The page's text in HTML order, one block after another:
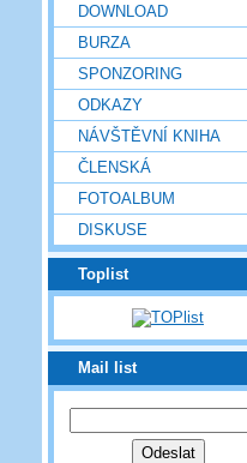
DOWNLOAD
BURZA
SPONZORING
ODKAZY
NÁVŠTĚVNÍ KNIHA
ČLENSKÁ
FOTOALBUM
DISKUSE
Toplist
Mail list